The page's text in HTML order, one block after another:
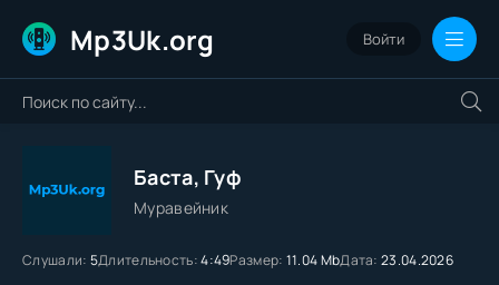
Mp3Uk.org Войти
Баста, Гуф
Муравейник
Слушали: 5Длительность:4:49Размер: 11.04 MbДата: 23.04.2026